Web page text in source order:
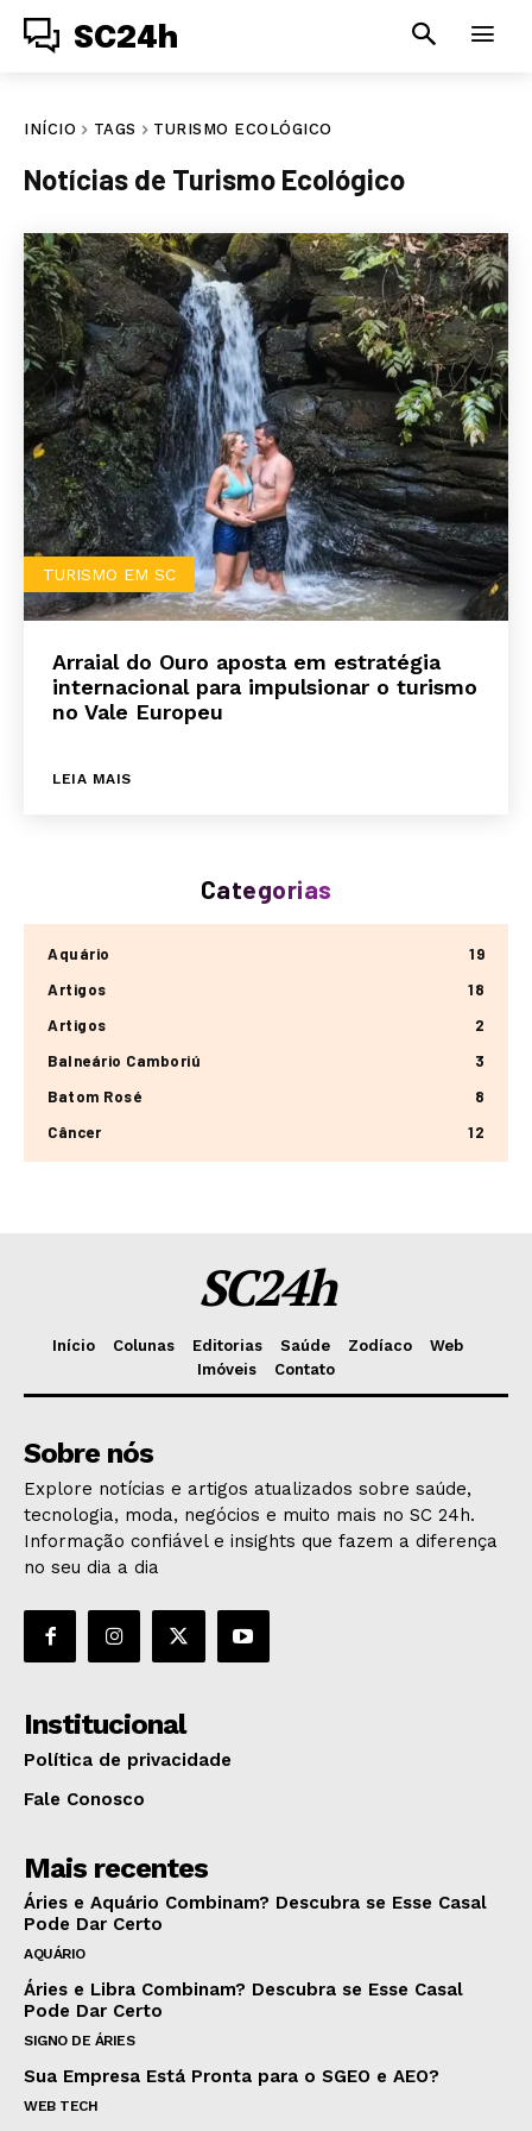
SC24h
INÍCIO TAGS TURISMO ECOLÓGICO
Notícias de Turismo Ecológico
TURISMO EM SC
Arraial do Ouro aposta em estratégia
internacional para impulsionar o turismo
no Vale Europeu
LEIA MAIS
Categorias
Aquário
19
Artigos
18
Artigos
2
Balneário Camboriú
3
Batom Rosé
8
Câncer
12
SC24h
Início Colunas Editorias Saúde Zodíaco
Web
Imóveis
Contato
Sobre nós
Explore notícias e artigos atualizados sobre saúde,
tecnologia, moda, negócios e muito mais no SC 24h.
Informação confiável e insights que fazem a diferença
no seu dia a dia
Institucional
Política de privacidade
Fale Conosco
Mais recentes
Áries e Aquário Combinam? Descubra se Esse Casal
Pode Dar Certo
AQUÁRIO
Áries e Libra Combinam? Descubra se Esse Casal
Pode Dar Certo
SIGNO DE ÁRIES
Sua Empresa Está Pronta para o SGEO e AEO?
WEB TECH